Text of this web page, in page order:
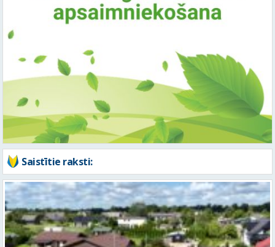
Saistītie raksti: